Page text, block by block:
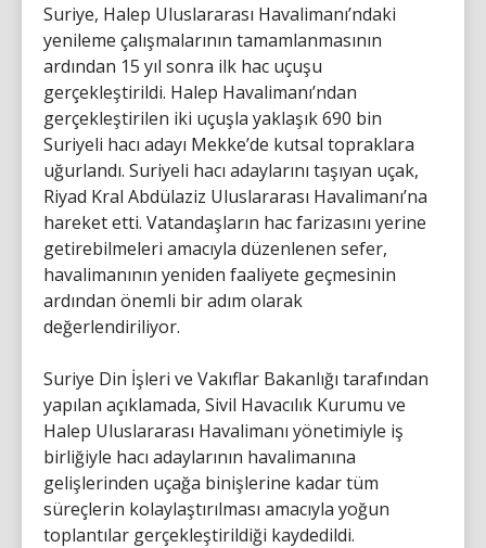
Suriye, Halep Uluslararası Havalimanı’ndaki
yenileme çalışmalarının tamamlanmasının
ardından 15 yıl sonra ilk hac uçuşu
gerçekleştirildi. Halep Havalimanı’ndan
gerçekleştirilen iki uçuşla yaklaşık 690 bin
Suriyeli hacı adayı Mekke’de kutsal topraklara
uğurlandı. Suriyeli hacı adaylarını taşıyan uçak,
Riyad Kral Abdülaziz Uluslararası Havalimanı’na
hareket etti. Vatandaşların hac farizasını yerine
getirebilmeleri amacıyla düzenlenen sefer,
havalimanının yeniden faaliyete geçmesinin
ardından önemli bir adım olarak
değerlendiriliyor.
Suriye Din İşleri ve Vakıflar Bakanlığı tarafından
yapılan açıklamada, Sivil Havacılık Kurumu ve
Halep Uluslararası Havalimanı yönetimiyle iş
birliğiyle hacı adaylarının havalimanına
gelişlerinden uçağa binişlerine kadar tüm
süreçlerin kolaylaştırılması amacıyla yoğun
toplantılar gerçekleştirildiği kaydedildi.